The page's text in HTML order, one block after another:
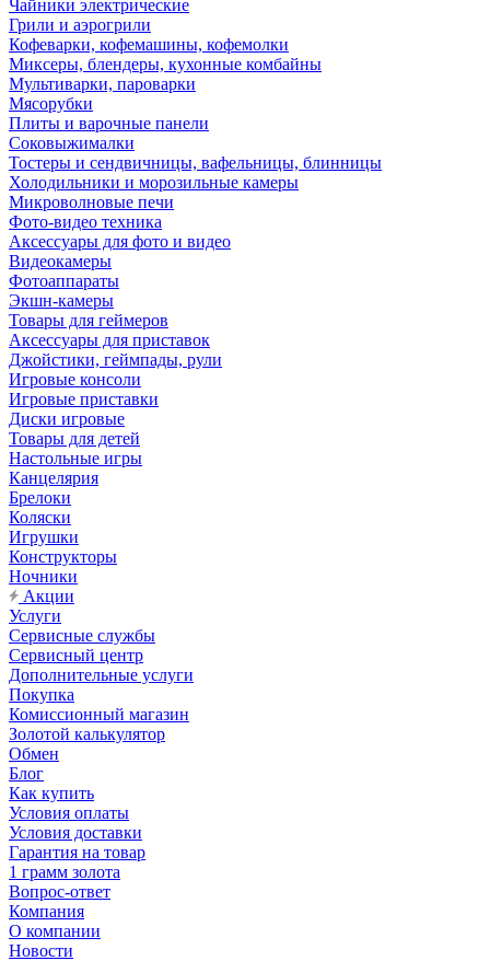
Чайники электрические
Грили и аэрогрили
Кофеварки, кофемашины, кофемолки
Миксеры, блендеры, кухонные комбайны
Мультиварки, пароварки
Мясорубки
Плиты и варочные панели
Соковыжималки
Тостеры и сендвичницы, вафельницы, блинницы
Холодильники и морозильные камеры
Микроволновые печи
Фото-видео техника
Аксессуары для фото и видео
Видеокамеры
Фотоаппараты
Экшн-камеры
Товары для геймеров
Аксессуары для приставок
Джойстики, геймпады, рули
Игровые консоли
Игровые приставки
Диски игровые
Товары для детей
Настольные игры
Канцелярия
Брелоки
Коляски
Игрушки
Конструкторы
Ночники
Акции
Услуги
Сервисные службы
Сервисный центр
Дополнительные услуги
Покупка
Комиссионный магазин
Золотой калькулятор
Обмен
Блог
Как купить
Условия оплаты
Условия доставки
Гарантия на товар
1 грамм золота
Вопрос-ответ
Компания
О компании
Новости